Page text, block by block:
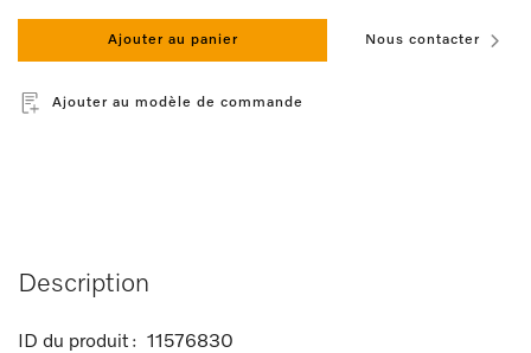
Ajouter au panier Nous contacter
Ajouter au modèle de commande
Description
ID du produit : 11576830